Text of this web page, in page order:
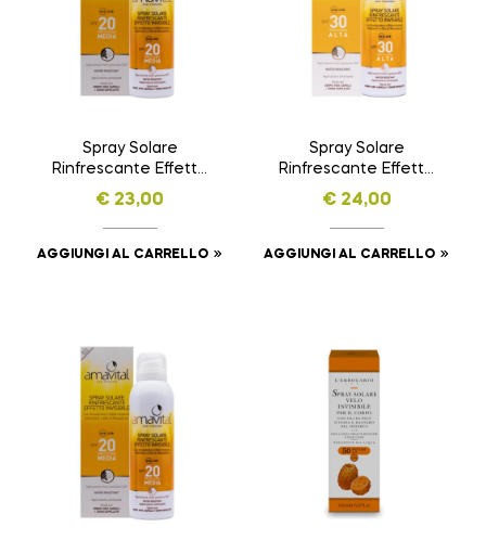
Spray Solare
Rinfrescante Effetto
Invisibile SPF 20
AMAVITAL da 150 ml
€ 23,00
AGGIUNGI AL CARRELLO
Spray Solare
Rinfrescante Effetto
Invisibile SPF 30
AMAVITAL da 150 ml
€24,00
AGGIUNGI AL CARRELLO